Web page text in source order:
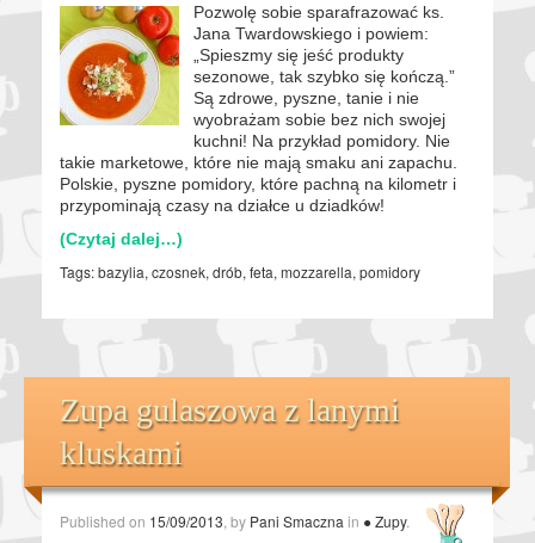
Pozwolę sobie sparafrazować ks.
Jana Twardowskiego i powiem:
„Spieszmy się jeść produkty
sezonowe, tak szybko się kończą.”
Są zdrowe, pyszne, tanie i nie
wyobrażam sobie bez nich swojej
kuchni! Na przykład pomidory. Nie
takie marketowe, które nie mają smaku ani zapachu.
Polskie, pyszne pomidory, które pachną na kilometr i
przypominają czasy na działce u dziadków!
(Czytaj dalej…)
Tags:bazylia, czosnek, drób, feta, mozzarella, pomidory
Zupa gulaszowa z lanymi
kluskami
Published on 15/09/2013 , by Pani Smaczna in ● Zupy.